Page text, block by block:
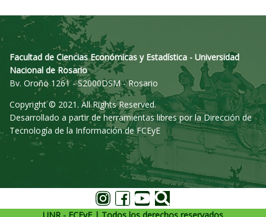
Facultad de Ciencias Económicas y Estadística - Universidad
Nacional de Rosario
Bv. Oroño 1261 - S2000DSM - Rosario
Copyright © 2021. All Rights Reserved.
Desarrollado a partir de herramientas libres por la Dirección de
Tecnología de la Información de FCEyE